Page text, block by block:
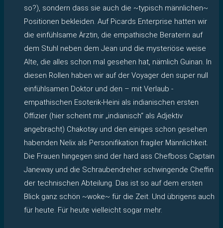
so?), sondern dass sie auch die ~typisch männlichen~
Positionen bekleiden. Auf Picards Enterprise hatten wir
die einfühlsame Ärztin, die empathische Beraterin auf
dem Stuhl neben dem Jean und die mysteriöse weise
Alte, die alles schon mal gesehen hat, nämlich Guinan. In
diesen Rollen haben wir auf der Voyager den super null
einfühlsamen Doktor und den – mit Verlaub -
empathischen Esoterik-Heini als indianischen ersten
Offizier (hier scheint mir „indianisch“ als Adjektiv
angebracht) Chakotay und den einiges schon gesehen
habenden Nelix als Personifikation fragiler Männlichkeit.
Die Frauen hingegen sind der hard ass Chefboss Captain
Janeway und die Schraubendreher schwingende Cheffin
der technischen Abteilung. Das ist so auf dem ersten
Blick ganz schön ~woke~ für die Zeit. Und übrigens auch
für heute. Für heute vielleicht sogar mehr.